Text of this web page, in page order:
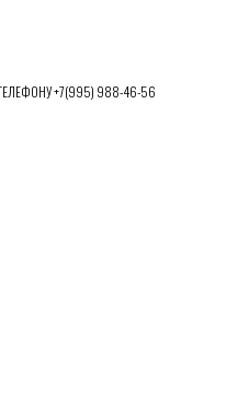
+7(995) 988-46-56